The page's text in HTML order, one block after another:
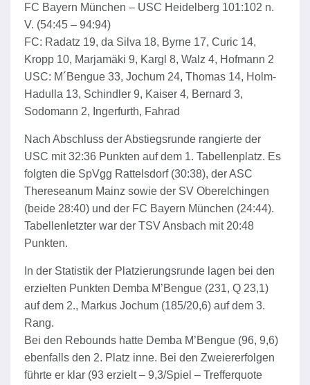
FC Bayern München – USC Heidelberg 101:102 n.
V. (54:45 – 94:94)
FC: Radatz 19, da Silva 18, Byrne 17, Curic 14,
Kropp 10, Marjamäki 9, Kargl 8, Walz 4, Hofmann 2
USC: M´Bengue 33, Jochum 24, Thomas 14, Holm-
Hadulla 13, Schindler 9, Kaiser 4, Bernard 3,
Sodomann 2, Ingerfurth, Fahrad
Nach Abschluss der Abstiegsrunde rangierte der
USC mit 32:36 Punkten auf dem 1. Tabellenplatz. Es
folgten die SpVgg Rattelsdorf (30:38), der ASC
Thereseanum Mainz sowie der SV Oberelchingen
(beide 28:40) und der FC Bayern München (24:44).
Tabellenletzter war der TSV Ansbach mit 20:48
Punkten.
In der Statistik der Platzierungsrunde lagen bei den
erzielten Punkten Demba M’Bengue (231, Q 23,1)
auf dem 2., Markus Jochum (185/20,6) auf dem 3.
Rang.
Bei den Rebounds hatte Demba M’Bengue (96, 9,6)
ebenfalls den 2. Platz inne. Bei den Zweiererfolgen
führte er klar (93 erzielt – 9,3/Spiel – Trefferquote